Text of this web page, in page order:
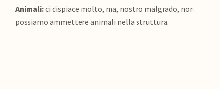
Animali:ci dispiace molto, ma, nostro malgrado, non
possiamo ammettere animali nella struttura.